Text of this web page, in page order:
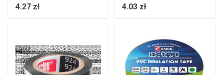
4.27 zł 4.03 zł